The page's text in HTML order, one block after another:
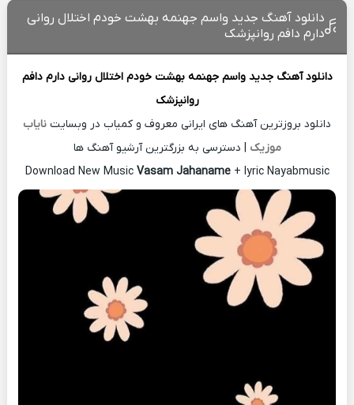
دانلود آهنگ جدید واسم جهنمه بهشت خودم اختلال روانی
دارم دافم روانپزشک
دانلود آهنگ جدید واسم جهنمه بهشت خودم اختلال روانی دارم دافم
روانپزشک
دانلود بروزترین آهنگ های ایرانی معروف و کمیاب در وبسایت نایاب
موزیک | دسترسی به بزرگترین آرشیو آهنگ ها
Download New Music Vasam Jahaname+ lyric Nayabmusic